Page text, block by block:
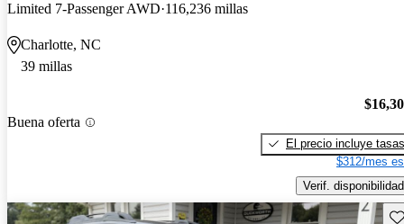
Limited 7-Passenger AWD 116,236 millas
Charlotte, NC
39 millas
Buena oferta
El precio incluye tasas
$312/mes
Verif. disponibilidad